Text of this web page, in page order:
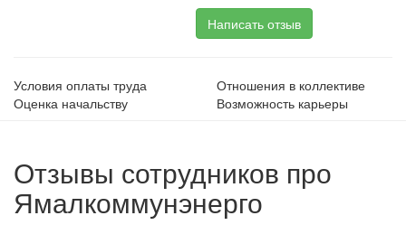
Написать отзыв
Условия оплаты труда
Отношения в коллективе
Оценка начальству
Возможность карьеры
Отзывы сотрудников про
Ямалкоммунэнерго